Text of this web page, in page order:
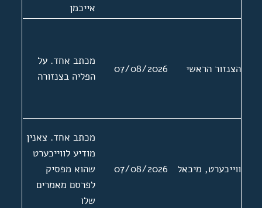
אייכמן
הצנזור הראשי 07/08/2026
מכתב אחד. על
הפליה בצנזורה
ווייכערט, מיכאל 07/08/2026
מכתב אחד. צאנין
מודיע לווייכערט
שהוא מפסיק
לפרסם מאמרים
שלו